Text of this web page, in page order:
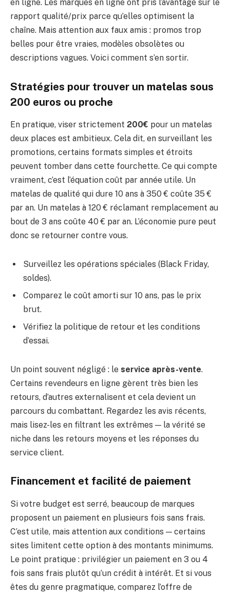
en ligne. Les marques en ligne ont pris l’avantage sur le
rapport qualité/prix parce qu’elles optimisent la
chaîne. Mais attention aux faux amis : promos trop
belles pour être vraies, modèles obsolètes ou
descriptions vagues. Voici comment s’en sortir.
Stratégies pour trouver un matelas sous
200 euros ou proche
En pratique, viser strictement 200€ pour un matelas
deux places est ambitieux. Cela dit, en surveillant les
promotions, certains formats simples et étroits
peuvent tomber dans cette fourchette. Ce qui compte
vraiment, c’est l’équation coût par année utile. Un
matelas de qualité qui dure 10 ans à 350 € coûte 35 €
par an. Un matelas à 120 € réclamant remplacement au
bout de 3 ans coûte 40 € par an. L’économie pure peut
donc se retourner contre vous.
Surveillez les opérations spéciales (Black Friday,
soldes).
Comparez le coût amorti sur 10 ans, pas le prix
brut.
Vérifiez la politique de retour et les conditions
d’essai.
Un point souvent négligé : le service après-vente.
Certains revendeurs en ligne gèrent très bien les
retours, d’autres externalisent et cela devient un
parcours du combattant. Regardez les avis récents,
mais lisez-les en filtrant les extrêmes — la vérité se
niche dans les retours moyens et les réponses du
service client.
Financement et facilité de paiement
Si votre budget est serré, beaucoup de marques
proposent un paiement en plusieurs fois sans frais.
C’est utile, mais attention aux conditions — certains
sites limitent cette option à des montants minimums.
Le point pratique : privilégier un paiement en 3 ou 4
fois sans frais plutôt qu’un crédit à intérêt. Et si vous
êtes du genre pragmatique, comparez l’offre de